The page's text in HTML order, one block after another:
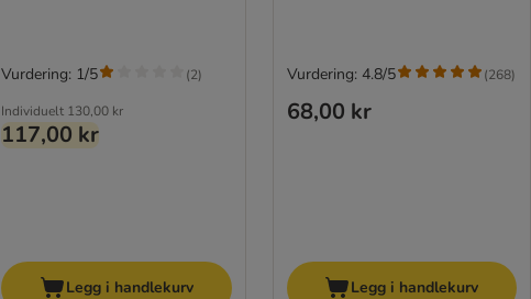
Individuelt 130,00 kr
117,00 kr
Vurdering: 1/5 (2)
Legg i handlekurv
68,00 kr
Vurdering: 4.8/5 (268)
Legg i handlekurv